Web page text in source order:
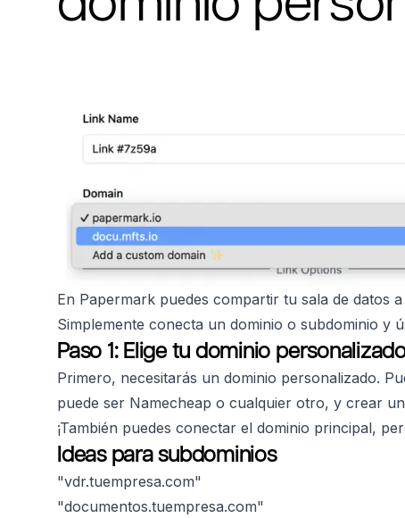
En Papermark puedes compartir tu sala de datos
Simplemente conecta un dominio o subdominio y
Paso 1: Elige tu dominio
Primero, necesitarás un dominio personalizado.
puede ser Namecheap o cualquier otro, y crear
¡También puedes conectar el dominio principal,
Ideas para subdominios
"vdr.tuempresa.com"
"documentos.tuempresa.com"